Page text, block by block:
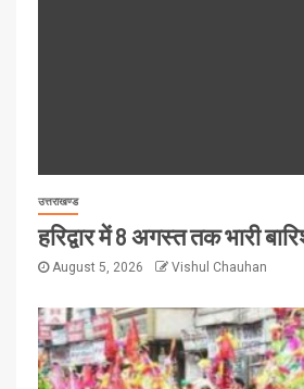
उत्तराखण्ड
हरिद्वार में 8 अगस्त तक भारी
August 5, 2026 Vishul Chauhan